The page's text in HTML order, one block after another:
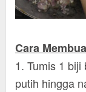
Cara
1. Tumis 1
putih hingga